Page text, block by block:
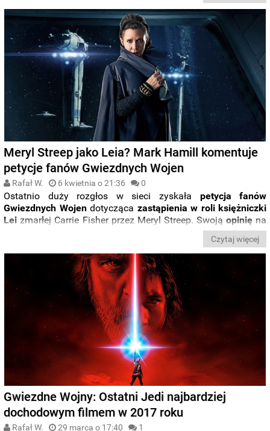
Meryl Streep jako Leia? Mark Hamill komentuje
petycje fanów Gwiezdnych Wojen
Rafał W. 6 kwietnia o 21:36 0
Ostatnio duży rozgłos w sieci zyskała petycja fanów
Gwiezdnych Wojendotycząca zastąpienia w roli księżniczki
Leizmarłej Carrie Fisher przez Meryl Streep. Swojąopinię na
ten temat w jednym z ostatnich wywiadówwyraził Mark
Czytaj więcej
Gwiezdne Wojny: Ostatni Jedi najbardziej
dochodowym filmem w 2017 roku
Rafał W. 29 marca o 17:40 1